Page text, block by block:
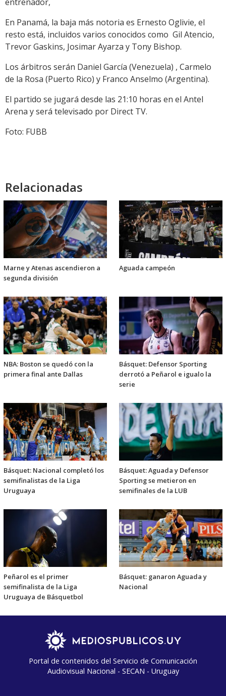
En Panamá, la baja más notoria es Ernesto Oglivie, el
resto está, incluidos varios conocidos como Gil Atencio,
Trevor Gaskins, Josimar Ayarza y Tony Bishop.
Los árbitros serán Daniel García (Venezuela) , Carmelo
de la Rosa (Puerto Rico) y Franco Anselmo (Argentina).
El partido se jugará desde las 21:10 horas en el Antel
Arena y será televisado por Direct TV.
Foto: FUBB
Relacionadas
Marne y Atenas ascendieron a
segunda división
Aguada campeón
NBA: Boston se quedó con la
primera final ante Dallas
Básquet: Defensor Sporting
derrotó a Peñarol e igualo la
serie
Básquet: Nacional completó los
semifinalistas de la Liga
Uruguaya
Básquet: Aguada y Defensor
Sporting se metieron en
semifinales de la LUB
Peñarol es el primer
semifinalista de la Liga
Uruguaya de Básquetbol
Básquet: ganaron Aguada y
Nacional
Portal de contenidos del Servicio de Comunicación
Audiovisual Nacional - SECAN - Uruguay